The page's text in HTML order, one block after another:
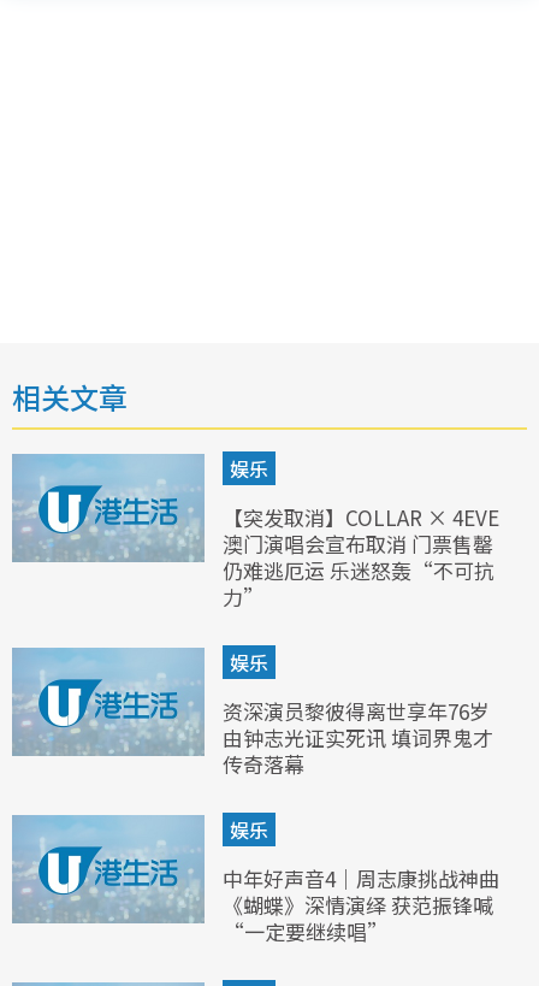
相关文章
娱乐
【突发取消】COLLAR × 4EVE
澳门演唱会宣布取消 门票售罄
仍难逃厄运 乐迷怒轰“不可抗
力”
娱乐
资深演员黎彼得离世享年76岁
由钟志光证实死讯 填词界鬼才
传奇落幕
娱乐
中年好声音4｜周志康挑战神曲
《蝴蝶》深情演绎 获范振锋喊
“一定要继续唱”